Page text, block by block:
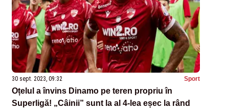
30 sept. 2023, 09:32 Sport
Oțelul a învins Dinamo pe teren propriu în
Superligă! „Câinii” sunt la al 4-lea eșec la rând